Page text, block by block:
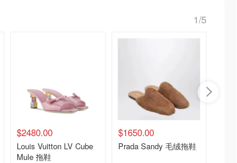
1/5
$2480.00
Louis Vuitton LV Cube
Mule 拖鞋
$1650.00
Prada Sandy 毛绒拖鞋